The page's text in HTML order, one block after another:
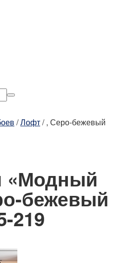
/Лофт/, Серо-бежевый
«Модный
бежевый
219